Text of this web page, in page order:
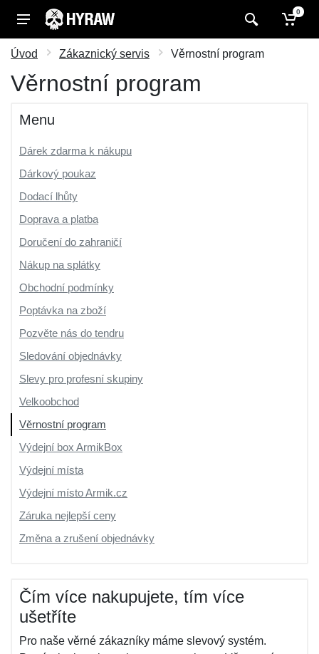
0
Úvod Zákaznický servis Věrnostní program
Věrnostní program
Menu
Dárek zdarma k nákupu
Dárkový poukaz
Dodací lhůty
Doprava a platba
Doručení do zahraničí
Nákup na splátky
Obchodní podmínky
Poptávka na zboží
Pozvěte nás do tendru
Sledování objednávky
Slevy pro profesní skupiny
Velkoobchod
Věrnostní program
Výdejní box ArmikBox
Výdejní místa
Výdejní místo Armik.cz
Záruka nejlepší ceny
Změna a zrušení objednávky
Čím více nakupujete, tím více
ušetříte
Pro naše věrné zákazníky máme slevový systém.